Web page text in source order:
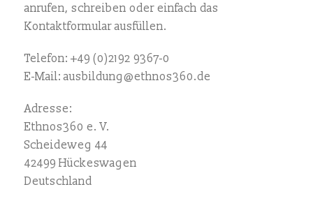
anrufen, schreiben oder einfach das
Kontaktformular ausfüllen.
Telefon: +49 (0)2192 9367-0
E-Mail: ausbildung@ethnos360.de
Adresse:
Ethnos360 e. V.
Scheideweg 44
42499 Hückeswagen
Deutschland